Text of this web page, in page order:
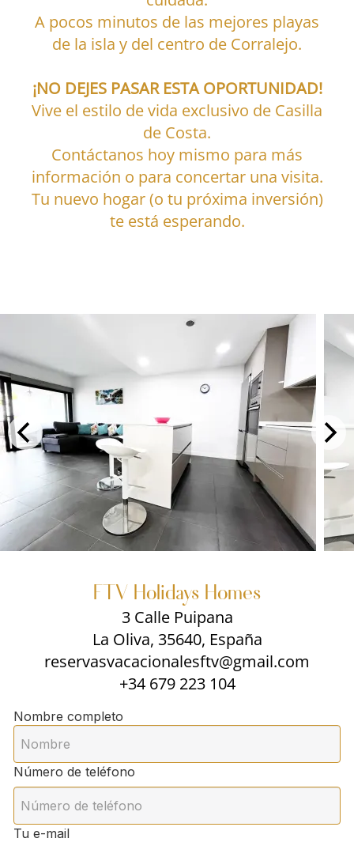
A pocos minutos de las mejores playas
de la isla y del centro de Corralejo.
¡NO DEJES PASAR ESTA OPORTUNIDAD!
Vive el estilo de vida exclusivo de Casilla
de Costa.
Contáctanos hoy mismo para más
información o para concertar una visita.
Tu nuevo hogar (o tu próxima inversión)
te está esperando.
FTV Holidays Homes
3 Calle Puipana
La Oliva, 35640, España
reservasvacacionalesftv@gmail.com
+34 679 223 104
Nombre completo
Número de teléfono
Tu e-mail